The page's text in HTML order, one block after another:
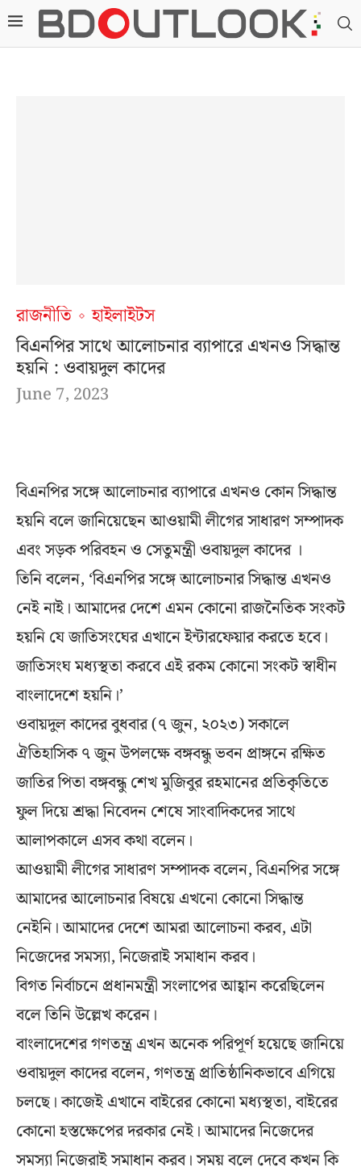
রাজনীতি
হাইলাইটস
বিএনপির সাথে আলোচনার ব্যাপারে এখনও সিদ্ধান্ত
হয়নি : ওবায়দুল কাদের
June 7, 2023
বিএনপির সঙ্গে আলোচনার ব্যাপারে এখনও কোন সিদ্ধান্ত
হয়নি বলে জানিয়েছেন আওয়ামী লীগের সাধারণ সম্পাদক
এবং সড়ক পরিবহন ও সেতুমন্ত্রী ওবায়দুল কাদের ।
তিনি বলেন, ‘বিএনপির সঙ্গে আলোচনার সিদ্ধান্ত এখনও
নেই নাই। আমাদের দেশে এমন কোনো রাজনৈতিক সংকট
হয়নি যে জাতিসংঘের এখানে ইন্টারফেয়ার করতে হবে।
জাতিসংঘ মধ্যস্থতা করবে এই রকম কোনো সংকট স্বাধীন
বাংলাদেশে হয়নি।’
ওবায়দুল কাদের বুধবার (৭ জুন, ২০২৩) সকালে
ঐতিহাসিক ৭ জুন উপলক্ষে বঙ্গবন্ধু ভবন প্রাঙ্গনে রক্ষিত
জাতির পিতা বঙ্গবন্ধু শেখ মুজিবুর রহমানের প্রতিকৃতিতে
ফুল দিয়ে শ্রদ্ধা নিবেদন শেষে সাংবাদিকদের সাথে
আলাপকালে এসব কথা বলেন।
আওয়ামী লীগের সাধারণ সম্পাদক বলেন, বিএনপির সঙ্গে
আমাদের আলোচনার বিষয়ে এখনো কোনো সিদ্ধান্ত
নেইনি। আমাদের দেশে আমরা আলোচনা করব, এটা
নিজেদের সমস্যা, নিজেরাই সমাধান করব।
বিগত নির্বাচনে প্রধানমন্ত্রী সংলাপের আহ্বান করেছিলেন
বলে তিনি উল্লেখ করেন।
বাংলাদেশের গণতন্ত্র এখন অনেক পরিপূর্ণ হয়েছে জানিয়ে
ওবায়দুল কাদের বলেন, গণতন্ত্র প্রাতিষ্ঠানিকভাবে এগিয়ে
চলছে। কাজেই এখানে বাইরের কোনো মধ্যস্থতা, বাইরের
কোনো হস্তক্ষেপের দরকার নেই। আমাদের নিজেদের
সমস্যা নিজেরাই সমাধান করব। সময় বলে দেবে কখন কি